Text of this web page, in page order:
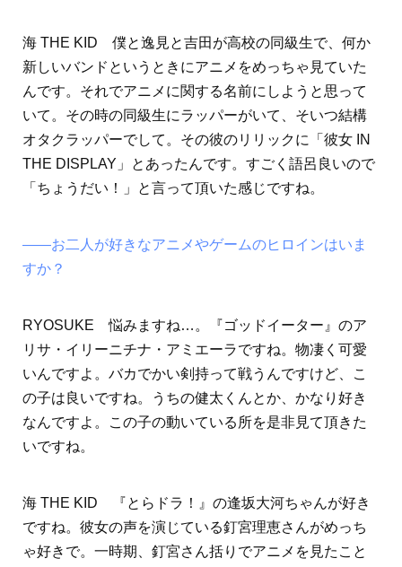
海 THE KID 僕と逸見と吉田が高校の同級生で、何か
新しいバンドというときにアニメをめっちゃ見ていた
んです。それでアニメに関する名前にしようと思って
いて。その時の同級生にラッパーがいて、そいつ結構
オタクラッパーでして。その彼のリリックに「彼女 IN
THE DISPLAY」とあったんです。すごく語呂良いので
「ちょうだい！」と言って頂いた感じですね。
――お二人が好きなアニメやゲームのヒロインはいま
すか？
RYOSUKE 悩みますね…。『ゴッドイーター』のア
リサ・イリーニチナ・アミエーラですね。物凄く可愛
いんですよ。バカでかい剣持って戦うんですけど、こ
の子は良いですね。うちの健太くんとか、かなり好き
なんですよ。この子の動いている所を是非見て頂きた
いですね。
海 THE KID 『とらドラ！』の逢坂大河ちゃんが好き
ですね。彼女の声を演じている釘宮理恵さんがめっち
ゃ好きで。一時期、釘宮さん括りでアニメを見たこと